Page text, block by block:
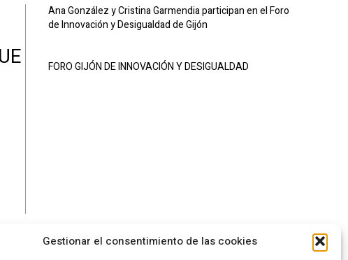
Gestionar el consentimiento de las cookies
Ana González y Cristina Garmendia participan en el Foro
de Innovación y Desigualdad de Gijón
FORO GIJÓN DE INNOVACIÓN Y DESIGUALDAD